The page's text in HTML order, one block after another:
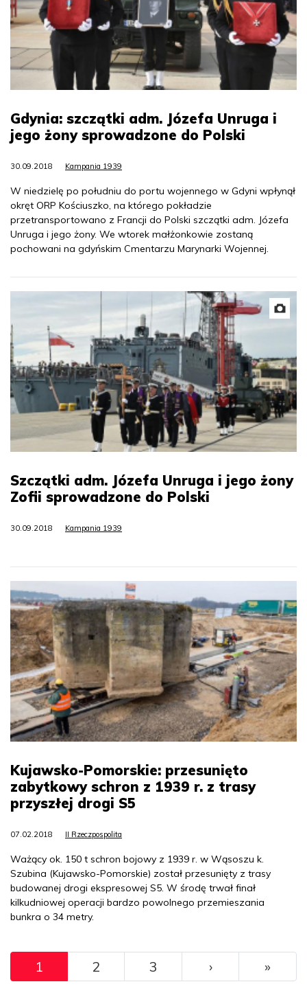
Gdynia: szczątki adm. Józefa Unruga i
jego żony sprowadzone do Polski
30.09.2018 Kampania 1939
W niedzielę po południu do portu wojennego w Gdyni wpłynął
okręt ORP Kościuszko, na którego pokładzie
przetransportowano z Francji do Polski szczątki adm. Józefa
Unruga i jego żony. We wtorek małżonkowie zostaną
pochowani na gdyńskim Cmentarzu Marynarki Wojennej.
Szczątki adm. Józefa Unruga i jego żony
Zofii sprowadzone do Polski
30.09.2018 Kampania 1939
Kujawsko-Pomorskie: przesunięto
zabytkowy schron z 1939 r. z trasy
przyszłej drogi S5
07.02.2018 II Rzeczpospolita
Ważący ok. 150 t schron bojowy z 1939 r. w Wąsoszu k.
Szubina (Kujawsko-Pomorskie) został przesunięty z trasy
budowanej drogi ekspresowej S5. W środę trwał finał
kilkudniowej operacji bardzo powolnego przemieszania
bunkra o 34 metry.
Pagination
1 2 3 ››› »